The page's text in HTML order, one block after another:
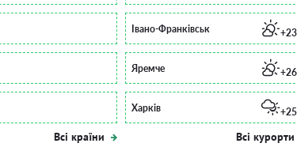
Всі країни
Івано-Франківськ
Яремче
Харків
Всі курорти